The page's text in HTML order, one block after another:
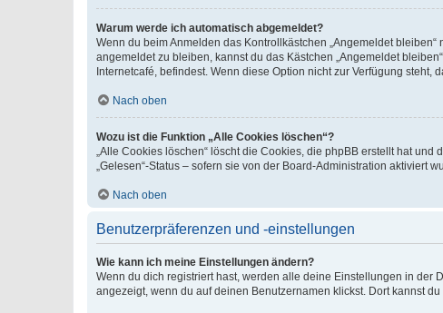
Warum werde ich automatisch abgemeldet?
Wenn du beim Anmelden das Kontrollkästchen „Angemeldet
angemeldet zu bleiben, kannst du das Kästchen „Angemeldet
Internetcafé, befindest. Wenn diese Option nicht zur Verfügung
Nach oben
Wozu ist die Funktion „Alle Cookies löschen“?
„Alle Cookies löschen“ löscht die Cookies, die phpBB erstellt hat
„Gelesen“-Status – sofern sie von der Board-Administration aktiviert
Nach oben
Benutzerpräferenzen und -einstellungen
Wie kann ich meine Einstellungen ändern?
Wenn du dich registriert hast, werden alle deine Einstellungen in der
angezeigt, wenn du auf deinen Benutzernamen klickst. Dort kannst